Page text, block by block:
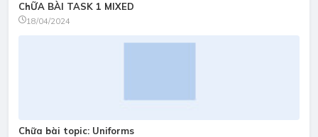
ChỮA BÀI TASK 1 MIXED
18/04/2024
Chữa bài topic: Uniforms